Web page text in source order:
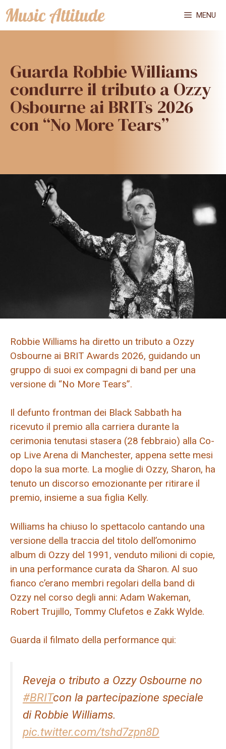
Vai
al
MENU
Guarda Robbie Williams
condurre il tributo a Ozzy
Osbourne ai BRITs 2026
con “No More Tears”
Robbie Williams ha diretto un tributo a Ozzy
Osbourne ai BRIT Awards 2026, guidando un
gruppo di suoi ex compagni di band per una
versione di “No More Tears”.
Il defunto frontman dei Black Sabbath ha
ricevuto il premio alla carriera durante la
cerimonia tenutasi stasera (28 febbraio) alla Co-
op Live Arena di Manchester, appena sette mesi
dopo la sua morte. La moglie di Ozzy, Sharon, ha
tenuto un discorso emozionante per ritirare il
premio, insieme a sua figlia Kelly.
Williams ha chiuso lo spettacolo cantando una
versione della traccia del titolo dell’omonimo
album di Ozzy del 1991, venduto milioni di copie,
in una performance curata da Sharon. Al suo
fianco c’erano membri regolari della band di
Ozzy nel corso degli anni: Adam Wakeman,
Robert Trujillo, Tommy Clufetos e Zakk Wylde.
Guarda il filmato della performance qui:
Reveja o tributo a Ozzy Osbourne no
#BRITcon la partecipazione speciale
di Robbie Williams.
pic.twitter.com/tshd7zpn8D